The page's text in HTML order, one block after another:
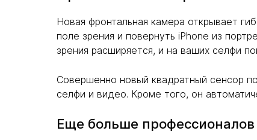
Новая фронтальная камера открывает
поле зрения и повернуть iPhone из
зрения расширяется, и на ваших селфи
Совершенно новый квадратный сенсор
селфи и видео. Кроме того, он
Еще больше профессионалов